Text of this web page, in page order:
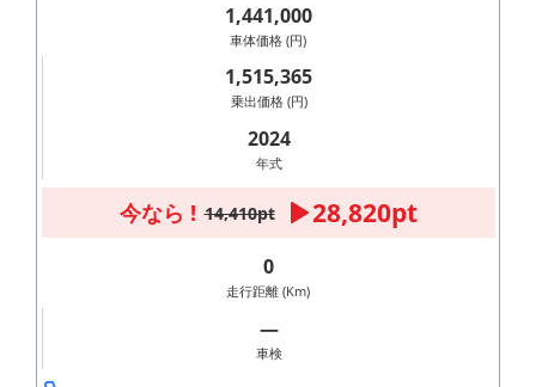
1,441,000
車体価格 (円)
1,515,365
乗出価格 (円)
2024
年式
今なら ! 14,410pt 28,820pt
0
走行距離 (Km)
―
車検